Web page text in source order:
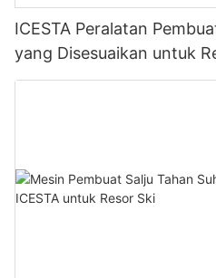
ICESTA Peralatan
yang Disesuaikan untuk
Ruangan Global